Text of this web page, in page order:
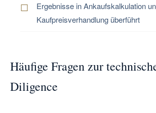
Ergebnisse in Ankaufskalkulation
Kaufpreisverhandlung überführt
Häufige Fragen zur
Diligence